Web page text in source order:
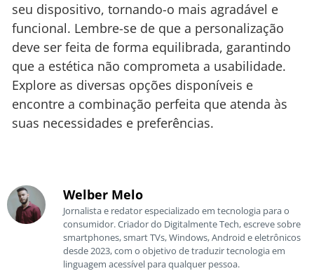
seu dispositivo, tornando-o mais agradável e
funcional. Lembre-se de que a personalização
deve ser feita de forma equilibrada, garantindo
que a estética não comprometa a usabilidade.
Explore as diversas opções disponíveis e
encontre a combinação perfeita que atenda às
suas necessidades e preferências.
Welber Melo
Jornalista e redator especializado em tecnologia para o
consumidor. Criador do Digitalmente Tech, escreve sobre
smartphones, smart TVs, Windows, Android e eletrônicos
desde 2023, com o objetivo de traduzir tecnologia em
linguagem acessível para qualquer pessoa.